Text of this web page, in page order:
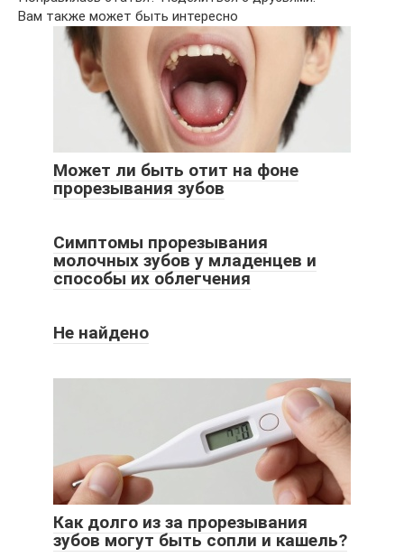
Вам также может быть интересно
Может ли быть отит на фоне
прорезывания зубов
Симптомы прорезывания
молочных зубов у младенцев и
способы их облегчения
Не найдено
Как долго из за прорезывания
зубов могут быть сопли и кашель?